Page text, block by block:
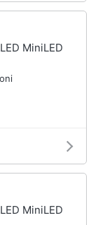
MiniLED
MiniLED